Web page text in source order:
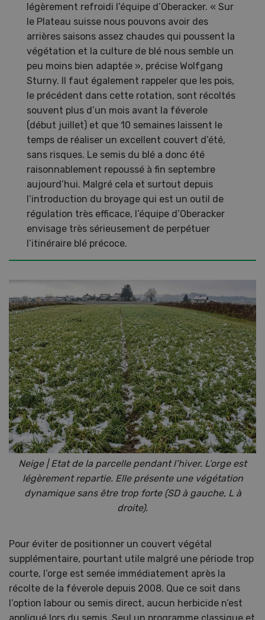
légèrement refroidi l’équipe d’Oberacker. « Sur
le Plateau suisse nous pouvons avoir des
arrières saisons assez chaudes qui poussent la
végétation et la culture de blé nous semble un
peu moins bien adaptée », précise Wolfgang
Sturny. Il faut également rappeler que les pois,
le précédent dans cette rotation, sont récoltés
souvent plus d’un mois avant la féverole
(début juillet) et que 10 semaines laissent le
temps de réaliser un excellent couvert d’été,
sans risques. Le semis du blé a donc été
raisonnablement repoussé à fin septembre
aujourd’hui. Malgré cela et surtout depuis
l’introduction du broyage qui est un outil de
régulation très efficace, l’équipe d’Oberacker
envisage très sérieusement de perpétuer
l’itinéraire blé précoce.
Neige | Etat de la parcelle pendant l’hiver. L’orge est
légèrement repartie. Elle présente une végétation
dynamique sans être trop forte (SD à gauche, L à
droite).
Pour éviter de positionner un couvert végétal
supplémentaire, pourtant utile malgré une période trop
courte, l’orge est semée immédiatement après la
récolte de la féverole depuis 2008. Que ce soit dans
l’option labour ou semis direct, aucun herbicide n’est